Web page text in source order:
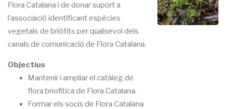
Flora Catalana i de donar suport a
l’associació identificant espècies
vegetals de briòfits per qualsevol dels
canals de comunicació de Flora Catalana.
Objectius
Mantenir i ampliar el catàleg de
flora briofítica de Flora Catalana.
Formar els socis de Flora Catalana